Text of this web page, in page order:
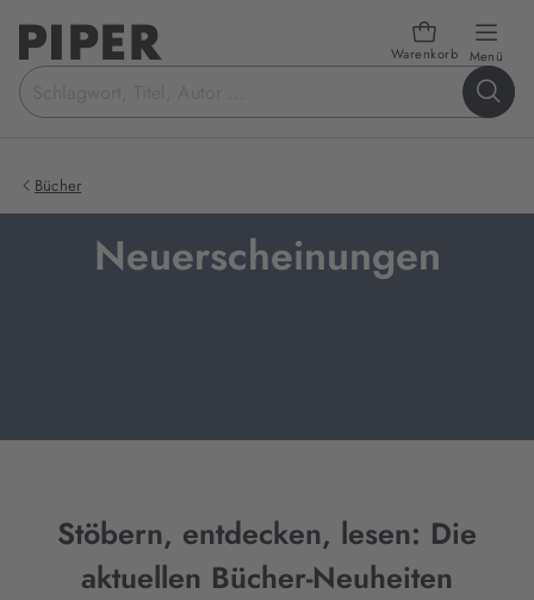
Warenkorb Menü
Suchbegriff
eingeben
Bücher
Neuerscheinungen
Stöbern, entdecken, lesen: Die
aktuellen Bücher-Neuheiten